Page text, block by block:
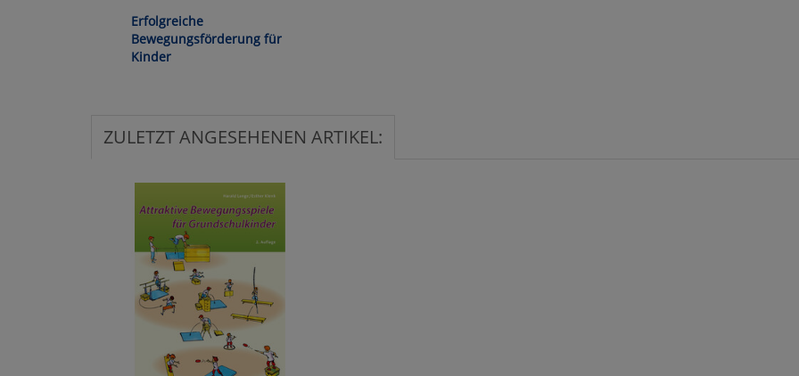
Erfolgreiche
Bewegungsförderung für
Kinder
ZULETZT ANGESEHENEN ARTIKEL: